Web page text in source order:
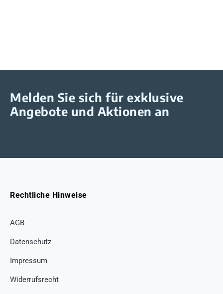
Melden Sie sich für exklusive
Angebote und Aktionen an
Rechtliche Hinweise
AGB
Datenschutz
Impressum
Widerrufsrecht